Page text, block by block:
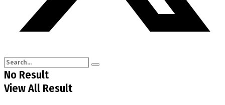
No Result
View All Result